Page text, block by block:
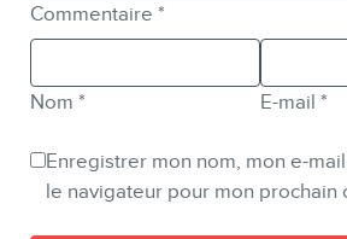
Commentaire *
Nom * E-mail *
Enregistrer mon nom, mon e-
le navigateur pour mon prochain